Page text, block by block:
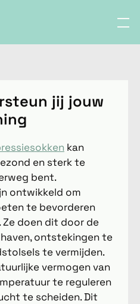
jij jouw
kan
en sterk te
bent.
ontwikkeld om
te bevorderen
doen dit door de
ontstekingen te
te vermijden.
vermogen van
te reguleren
te scheiden. Dit